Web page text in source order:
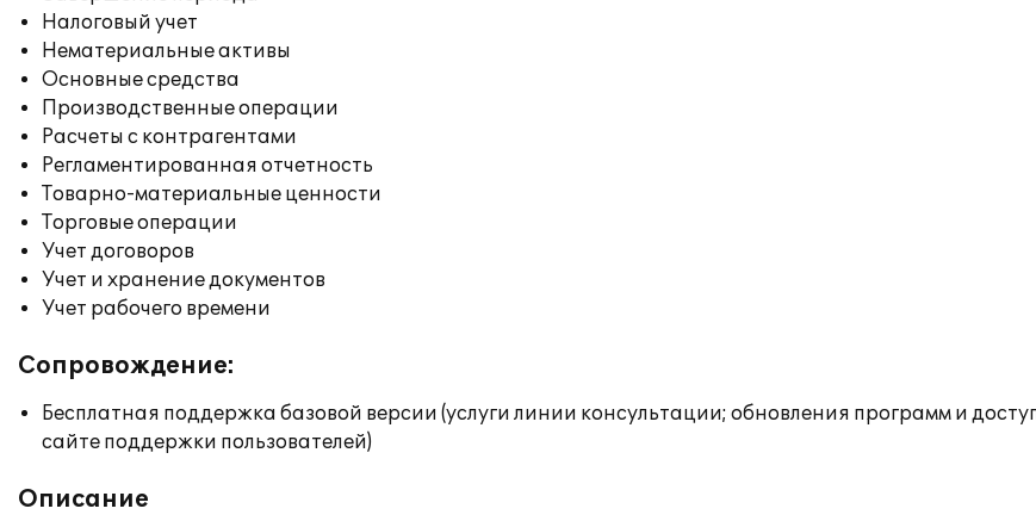
Налоговый учет
Нематериальные активы
Основные средства
Производственные операции
Расчеты с контрагентами
Регламентированная отчетность
Товарно-материальные ценности
Торговые операции
Учет договоров
Учет и хранение документов
Учет рабочего времени
Сопровождение:
Бесплатная поддержка базовой версии (услуги линии консультации; обновления программ и
сайте поддержки пользователей)
Описание